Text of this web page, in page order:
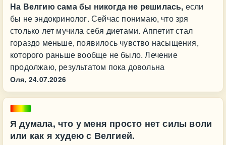
На Велгию сама бы никогда не решилась, если
бы не эндокринолог. Сейчас понимаю, что зря
столько лет мучила себя диетами. Аппетит стал
гораздо меньше, появилось чувство насыщения,
которого раньше вообще не было. Лечение
продолжаю, результатом пока довольна
Оля, 24.07.2026
Я думала, что у меня просто нет силы воли
или как я худею с Велгией.